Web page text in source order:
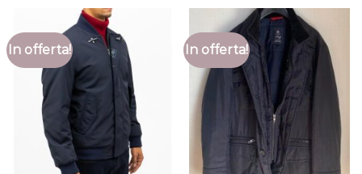
In offerta! In offerta!